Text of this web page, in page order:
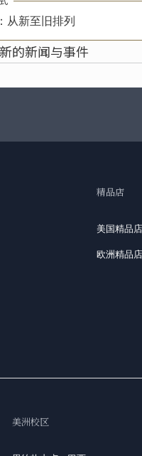
从新至旧排列
的新闻与事件
精品店
美国精品店
欧洲精品店
美洲校区